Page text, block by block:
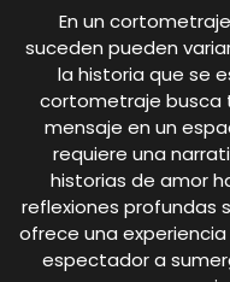
En un
suceden pueden
la historia que se
cortometraje busca
mensaje en un
requiere una
historias de amor
reflexiones profundas
ofrece una
espectador a